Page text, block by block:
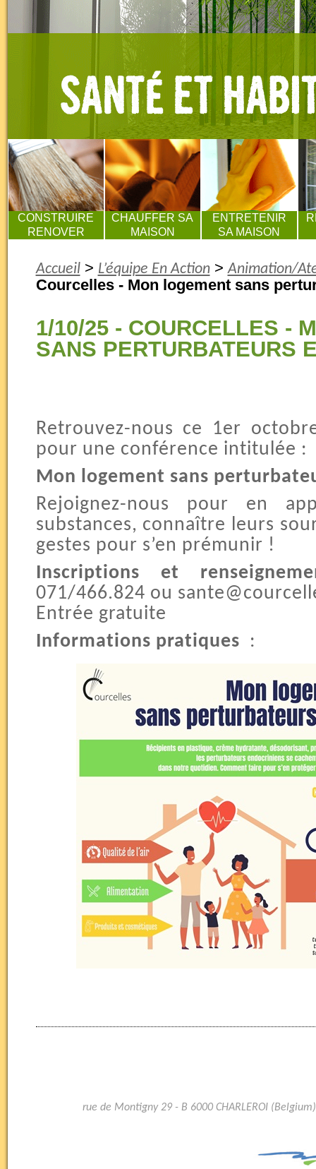
CONSTRUIRE
RENOVER
CHAUFFER SA
MAISON
ENTRETENIR
SA MAISON
Accueil> L’équipe En Action> Animation/
Courcelles - Mon logement sans
1/10/25 - COURCELLES -
SANS PERTURBATEURS
Retrouvez-nous ce 1er
pour une conférence intitulée :
Mon logement sans
Rejoignez-nous pour en
substances, connaître leurs
gestes pour s’en prémunir !
Inscriptions et
071/466.824 ou
Entrée gratuite
Informations pratiques
:
rue de Montigny 29 - B 6000 CHARLEROI